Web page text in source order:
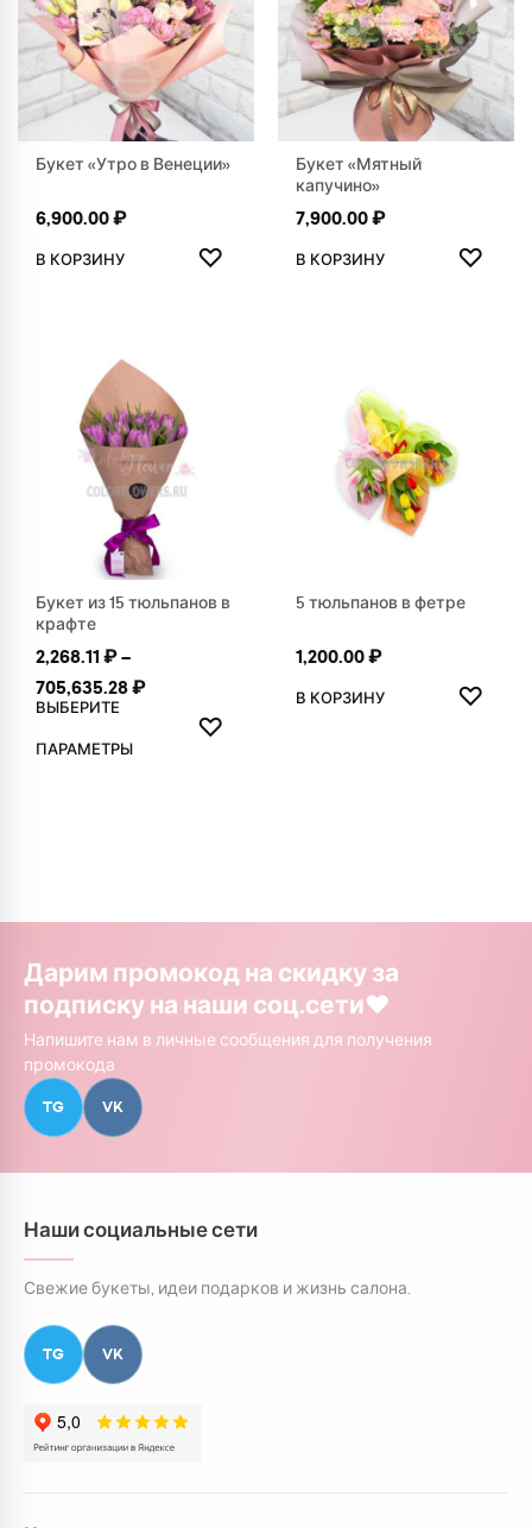
Букет «Утро в Венеции»
6,900.00₽
В КОРЗИНУ ♡
ДОБАВИТЬ В ИЗБРАННОЕ
Букет «Мятный
капучино»
7,900.00₽
В КОРЗИНУ ♡
Букет из 15 тюльпанов в
крафте
2,268.11₽–
705,635.28₽Диапазон цен: 2,268.11 ₽ – 705,635.28 ₽
ВЫБЕРИТЕ
ПАРАМЕТРЫ
Этот товар имеет несколько вариаций. Опции можно
♡
ДОБАВИТЬ В ИЗБРАННОЕ
5 тюльпанов в фетре
1,200.00₽
В КОРЗИНУ ♡
Дарим промокод на скидку за
подписку на наши соц.сети❤️
Напишите нам в личные сообщения для получения
промокода
TG VK
Наши социальные сети
Свежие букеты, идеи подарков и жизнь салона.
TG VK